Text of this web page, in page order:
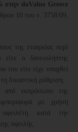
στην doValue Greece
10 του ν. 3758/09,
της εταιρείας περί
ο δανειολήπτης
του είτε είχε υπαχθεί
δικαστική ρύθμιση.
από εκπρόσωπο της
με χρήση
οφειλέτη κατά την
οφειλής.